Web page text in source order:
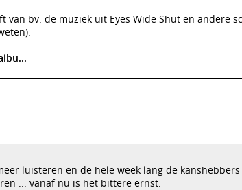
bv. de muziek uit Eyes Wide Shut en andere
luisteren en de hele week lang de
... vanaf nu is het bittere ernst.